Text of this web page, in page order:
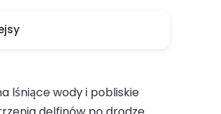
lśniące wody i pobliskie